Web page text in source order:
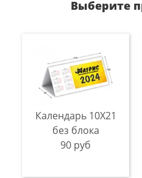
Выберите
Календарь 10Х21
без блока
90 руб